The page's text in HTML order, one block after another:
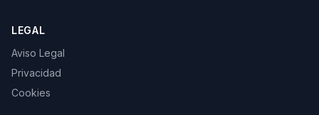
LEGAL
Aviso Legal
Privacidad
Cookies